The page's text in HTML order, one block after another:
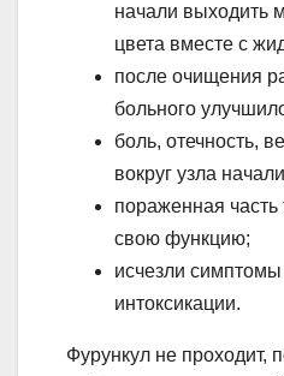
начали выходить
цвета вместе с
после очищения
больного
боль, отечность,
вокруг узла
пораженная часть
свою функцию;
исчезли
интоксикации.
Фурункул не проходит,